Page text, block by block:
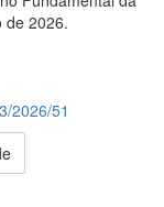
de 2026.
2026/51